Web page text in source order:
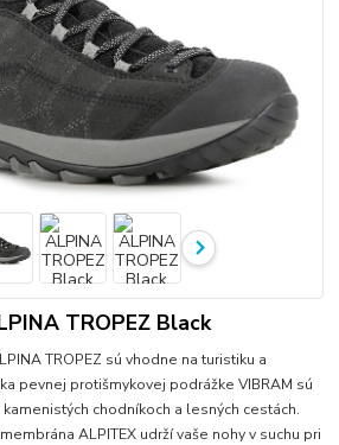
TROPEZ Black
TROPEZ sú vhodne na turistiku a
pevnej protišmykovej podrážke VIBRAM sú
chodníkoch a lesných cestách.
ALPITEX udrží vaše nohy v suchu pri